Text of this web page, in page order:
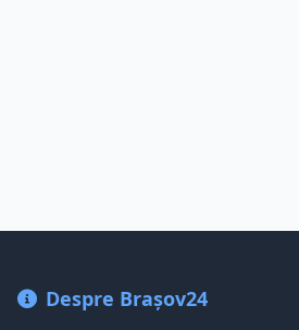
Despre Brașov24